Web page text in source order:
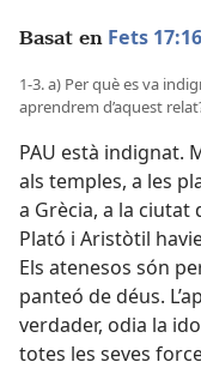
Basat en Fets
1-3. a) Per què es va
aprendrem d’aquest
PAU està indignat.
als temples, a les
a Grècia, a la ciutat
Plató i Aristòtil
Els atenesos són
panteó de déus.
verdader, odia la
totes les seves